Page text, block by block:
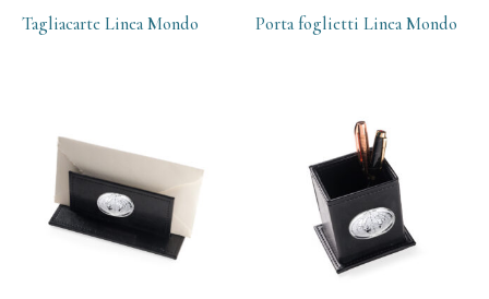
Tagliacarte Linea Mondo Porta foglietti Linea Mondo